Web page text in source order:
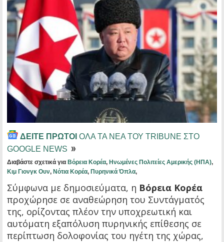
ΔΕΙΤΕ ΠΡΩΤΟΙ ΟΛΑ ΤΑ ΝΕΑ ΤΟΥ TRIBUNE ΣΤΟ
GOOGLE NEWS
Διαβάστε σχετικά για Βόρεια Κορέα, Ηνωμένες Πολιτείες Αμερικής (ΗΠΑ),
Κιμ Γιονγκ Ουν, Νότια Κορέα, Πυρηνικά Όπλα,
Σύμφωνα με δημοσιεύματα, η Βόρεια Κορέα
προχώρησε σε αναθεώρηση του Συντάγματός
της, ορίζοντας πλέον την υποχρεωτική και
αυτόματη εξαπόλυση πυρηνικής επίθεσης σε
περίπτωση δολοφονίας του ηγέτη της χώρας,